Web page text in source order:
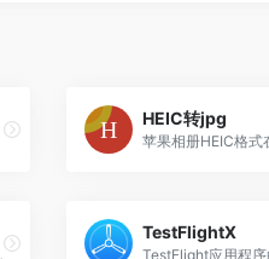
HEIC转jpg
命令手册。
TestFlightX
TestFlight应用程序